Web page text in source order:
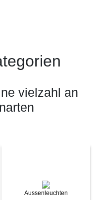
vielzahl an
Aussenleuchten